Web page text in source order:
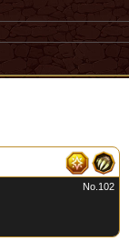
No.102